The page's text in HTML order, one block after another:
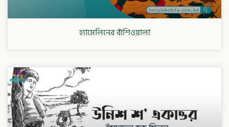
হ্যামেলিনের বাঁশিওয়ালা